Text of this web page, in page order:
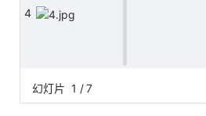
4
幻灯片 1 / 7